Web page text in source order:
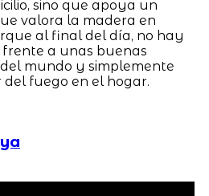
sino que apoya un
valora la madera en
al final del día, no hay
a unas buenas
mundo y simplemente
fuego en el hogar.